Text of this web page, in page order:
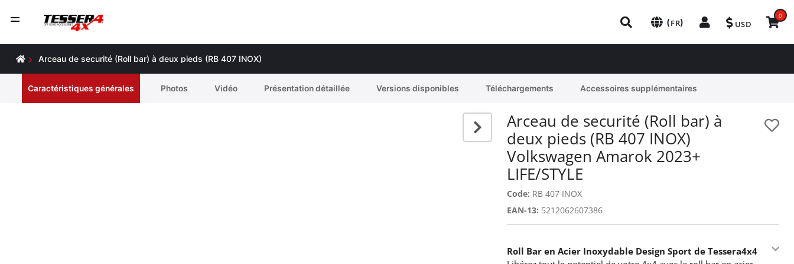
(FR) USD
0
Arceau de securité (Roll bar) à deux pieds (RB 407 INOX)
Caractéristiques générales Photos Vidéo Présentation détaillée Versions disponibles Téléchargements Accessoires supplémentaires
Arceau de securité (Roll bar) à
deux pieds (RB 407 INOX)
Volkswagen Amarok 2023+
LIFE/STYLE
Code: RB 407 INOX
EAN-13: 5212062607386
Roll Bar en Acier Inoxydable Design Sport de Tessera4x4